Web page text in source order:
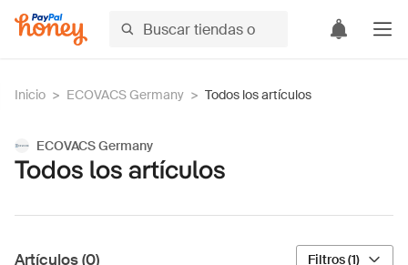
Inicio > ECOVACS Germany > Todos los artículos
ECOVACS Germany
Todos los artículos
Artículos (0) Filtros (1)